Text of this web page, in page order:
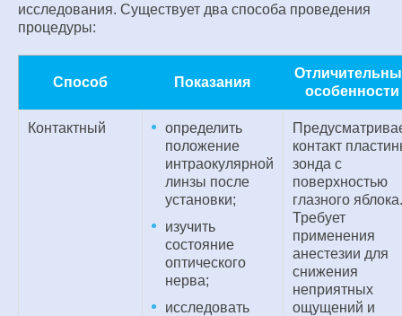
исследования. Существует два способа проведения
процедуры:
Способ Показания
особенности
Контактный
определить
положение
интраокулярной
линзы после
установки;
изучить
состояние
оптического
нерва;
исследовать
контакт
зонда с
поверхностью
глазного яблока.
Требует
применения
анестезии для
снижения
неприятных
ощущений и